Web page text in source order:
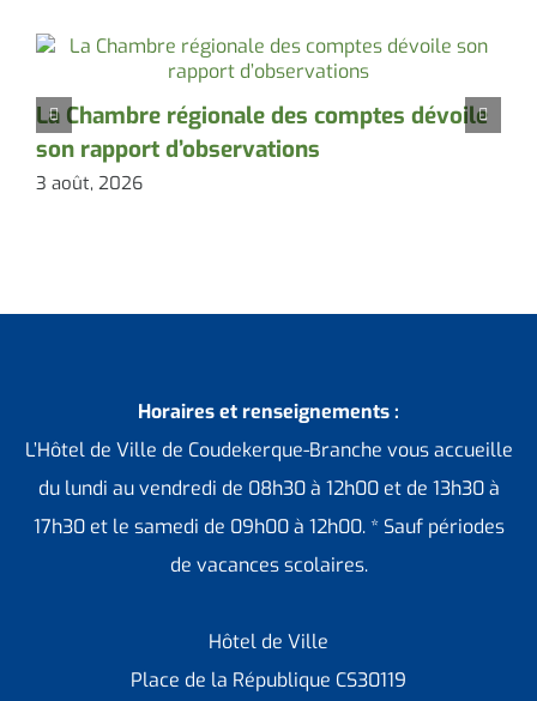
La Chambre régionale des comptes dévoile
son rapport d’observations
3 août, 2026
Horaires et renseignements :
L’Hôtel de Ville de Coudekerque-Branche vous accueille
du lundi au vendredi de 08h30 à 12h00 et de 13h30 à
17h30 et le samedi de 09h00 à 12h00. * Sauf périodes
de vacances scolaires.
Hôtel de Ville
Place de la République CS30119